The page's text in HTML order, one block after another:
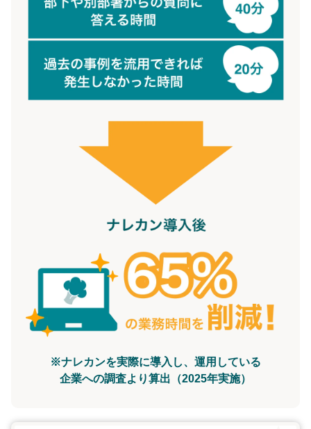
※ナレカンを実際に導入し、運用している
企業への調査より算出（2025年実施）